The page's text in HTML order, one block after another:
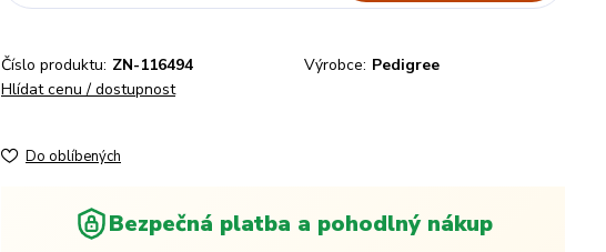
Číslo produktu: ZN-116494 Výrobce: Pedigree
Hlídat cenu / dostupnost
Do oblíbených
Bezpečná platba a pohodlný nákup